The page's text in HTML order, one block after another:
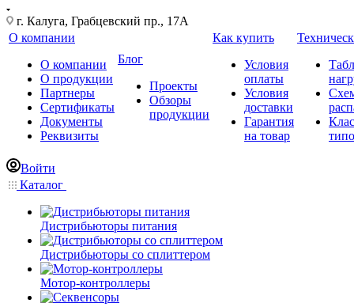
г. Калуга, Грабцевский пр., 17А
О компании
О компании
О продукции
Партнеры
Сертификаты
Документы
Реквизиты
Блог
Проекты
Обзоры
продукции
Как купить
Условия
оплаты
Условия
доставки
Гарантия
на товар
Войти
Каталог
Дистрибьюторы питания
Дистрибьюторы со сплиттером
Мотор-контроллеры